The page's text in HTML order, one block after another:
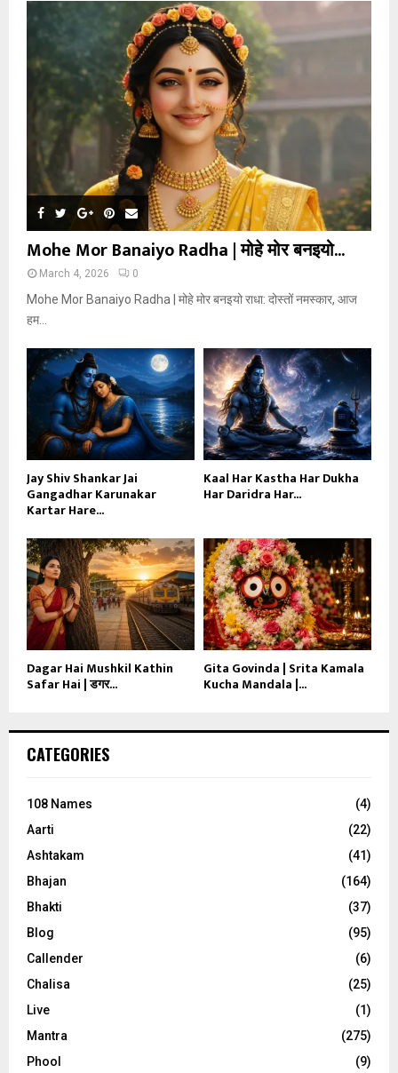
Mohe Mor Banaiyo Radha | मोहे मोर बनइयो...
March 4, 2026 0
Mohe Mor Banaiyo Radha | मोहे मोर बनइयो राधा: दोस्तों नमस्कार, आज
हम...
Jay Shiv Shankar Jai
Gangadhar Karunakar
Kartar Hare...
Kaal Har Kastha Har Dukha
Har Daridra Har...
Dagar Hai Mushkil Kathin
Safar Hai | डगर...
Gita Govinda | Srita Kamala
Kucha Mandala |...
CATEGORIES
108 Names
(4)
Aarti
(22)
Ashtakam
(41)
Bhajan
(164)
Bhakti
(37)
Blog
(95)
Callender
(6)
Chalisa
(25)
Live
(1)
Mantra
(275)
Phool
(9)